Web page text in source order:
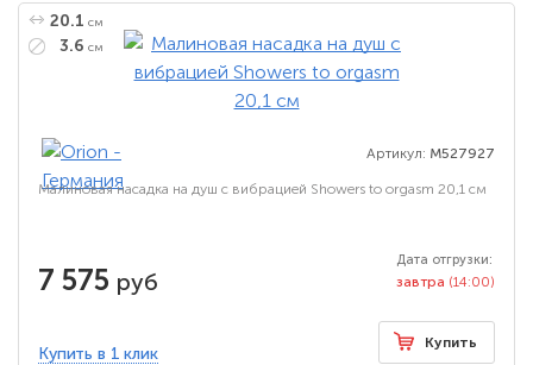
20.1 см
3.6 см
Артикул: M527927
Малиновая насадка на душ с вибрацией Showers to orgasm 20,1 см
7 575 руб
Дата отгрузки:
завтра (14:00)
Купить в 1 клик
Купить